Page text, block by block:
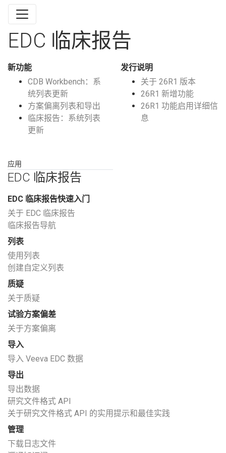
EDC 临床报告
新功能
CDB Workbench：系
统列表更新
方案偏离列表和导出
临床报告：系统列表
更新
发行说明
关于 26R1 版本
26R1 新增功能
26R1 功能启用详细信
息
应用
EDC 临床报告
EDC 临床报告快速入门
关于 EDC 临床报告
临床报告导航
列表
使用列表
创建自定义列表
质疑
关于质疑
试验方案偏差
关于方案偏离
导入
导入 Veeva EDC 数据
导出
导出数据
研究文件格式 API
关于研究文件格式 API 的实用提示和最佳实践
管理
下载日志文件